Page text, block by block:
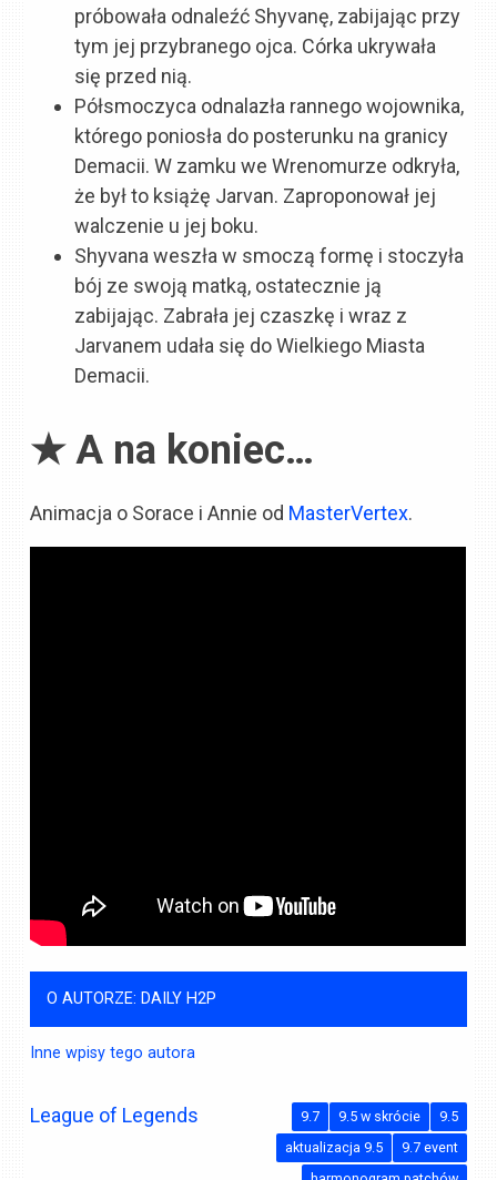
próbowała odnaleźć Shyvanę, zabijając przy
tym jej przybranego ojca. Córka ukrywała
się przed nią.
Półsmoczyca odnalazła rannego wojownika,
którego poniosła do posterunku na granicy
Demacii. W zamku we Wrenomurze odkryła,
że był to książę Jarvan. Zaproponował jej
walczenie u jej boku.
Shyvana weszła w smoczą formę i stoczyła
bój ze swoją matką, ostatecznie ją
zabijając. Zabrała jej czaszkę i wraz z
Jarvanem udała się do Wielkiego Miasta
Demacii.
★ A na koniec…
Animacja o Sorace i Annie od MasterVertex.
O AUTORZE: DAILY H2P
Inne wpisy tego autora
League of Legends 9.5
9.5 w skrócie
9.7
9.7 event
aktualizacja 9.5